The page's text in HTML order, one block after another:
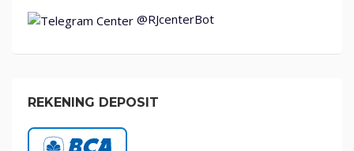
@RJcenterBot
REKENING DEPOSIT